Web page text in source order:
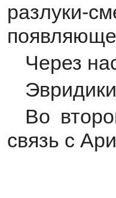
разлуки-
Через
Во
связь с
Не